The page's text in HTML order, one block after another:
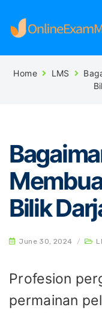
Home LMS
Bilik
June 30, 2024 /
Profesion
permainan